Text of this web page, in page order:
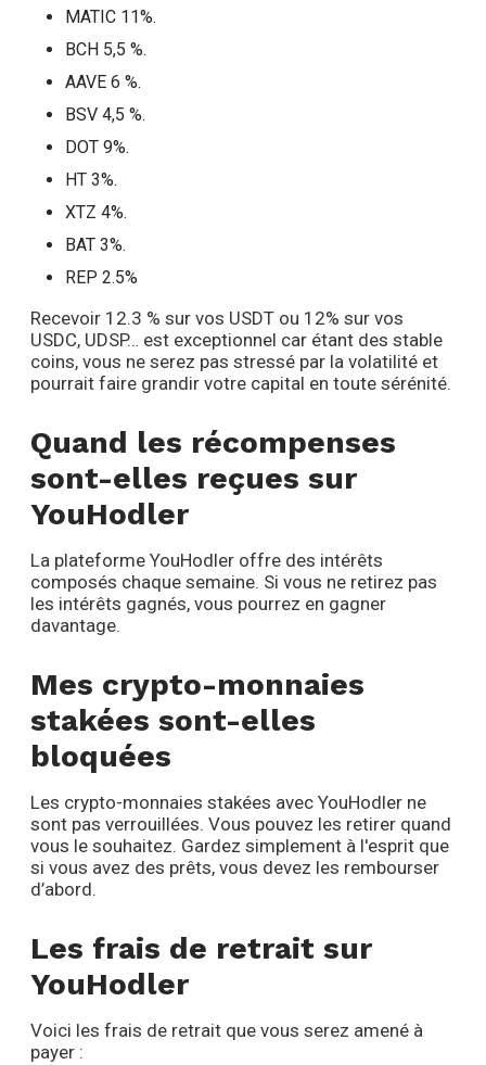
MATIC 11%.
BCH 5,5 %.
AAVE 6 %.
BSV 4,5 %.
DOT 9%.
HT 3%.
XTZ 4%.
BAT 3%.
REP 2.5%
Recevoir 12.3 % sur vos USDT ou 12% sur vos
USDC, UDSP… est exceptionnel car étant des stable
coins, vous ne serez pas stressé par la volatilité et
pourrait faire grandir votre capital en toute sérénité.
Quand les récompenses
sont-elles reçues sur
YouHodler
La plateforme YouHodler offre des intérêts
composés chaque semaine. Si vous ne retirez pas
les intérêts gagnés, vous pourrez en gagner
davantage.
Mes crypto-monnaies
stakées sont-elles
bloquées
Les crypto-monnaies stakées avec YouHodler ne
sont pas verrouillées. Vous pouvez les retirer quand
vous le souhaitez. Gardez simplement à l'esprit que
si vous avez des prêts, vous devez les rembourser
d’abord.
Les frais de retrait sur
YouHodler
Voici les frais de retrait que vous serez amené à
payer :